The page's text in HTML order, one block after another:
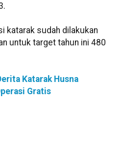
katarak sudah dilakukan
untuk target tahun ini 480
Katarak Husna
Gratis